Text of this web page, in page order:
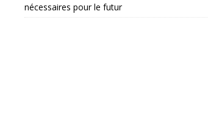
nécessaires pour le futur